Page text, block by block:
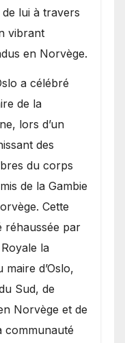
lui à travers
vibrant
en Norvège.
a célébré
de la
lors d’un
des
du corps
de la Gambie
Cette
réhaussée par
la
d’Oslo,
Sud, de
Norvège et de
communauté